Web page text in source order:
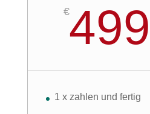
€499
1 x zahlen und fertig